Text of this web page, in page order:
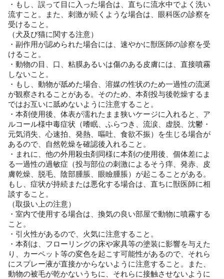
・もし、誤って目に入った場合は、直ちに流水中でよく洗い
流すこと。また、刺激が続くような場合は、眼科医の診察を
受けること。
（犬及び猫に関する注意）
・副作用が認められた場合には、速やかに獣医師の診察を受
けること。
・動物の目、口、粘膜あるいは傷のある皮膚には、直接噴霧
しないこと。
・もし、動物が舐めた場合、溶媒の性状のため一過性の流涎
が観察されることがある。そのため、本剤投与後乾燥するま
ではお互いに舐めないように注意すること。
・本剤使用後、体表が濡れたまま狭いケージに入れると、ア
ルコール様中毒症状（嗜眠、ふらつき、流涙、虚脱、沈鬱・
元気消失、心速拍、発熱、嘔吐、食欲不振）を生じる場合が
あるので、自然乾燥を確認後入れること。
・まれに、他の外用殺虫剤同様に本剤の使用後、個体差によ
る一過性の過敏症（投与部位の刺激によるそう痒、発赤、皮
膚乾燥、脱毛、陰部腫脹、眼瞼腫脹）が起こることがある。
もし、症状が持続または悪化する場合は、直ちに獣医師に相
談すること。
（取扱い上の注意）
・室内で使用する場合は、換気の良い部屋で動物に噴霧する
こと。
・引火性があるので、火気に注意すること。
・本剤は、フローリングの床や家具等の塗装に影響を与えた
り、カーペット等の変色を起こす可能性があるので、それら
にスプレー液が直接かからないように注意すること。また、
動物の被毛が乾かないうちに、それらに接触させないように